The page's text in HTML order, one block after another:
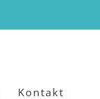
Kontakt